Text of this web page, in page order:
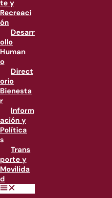
te y
Recreaci
ón
Desarr
ollo
Human
o
Direct
orio
Bienesta
r
Inform
ación y
Política
s
Trans
porte y
Movilida
d